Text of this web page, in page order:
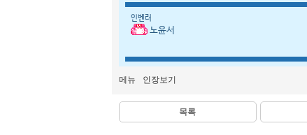
인벤러
노윤서
메뉴 인장보기
목록